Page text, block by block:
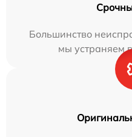
Большинство
мы устраняем